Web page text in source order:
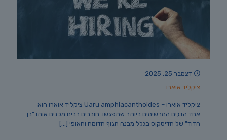
דצמבר 25, 2025
ציקליד אוארו
ציקליד אוארו – Uaru amphiacanthoides ציקליד אוארו הוא
אחד הדגים המרשימים ביותר שתפגשו. חובבים רבים מכנים אותו "בן
הדוד" של הדיסקוס בגלל מבנה הגוף הדומה והאופי […]